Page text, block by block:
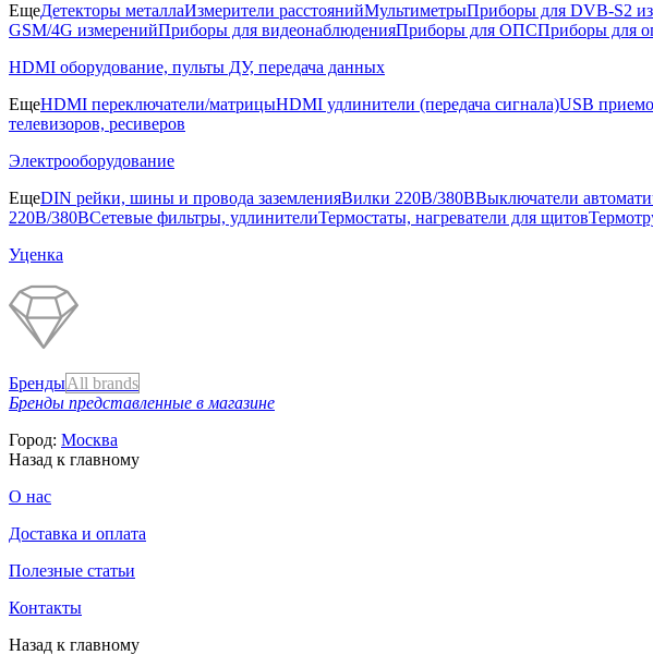
ЕщеДетекторы металлаИзмерители расстоянийМультиметрыПриборы для DVB-S2
GSM/4G измеренийПриборы для видеонаблюденияПриборы для ОПСПриборы для
HDMI оборудование, пульты ДУ, передача данных
ЕщеHDMI переключатели/матрицыHDMI удлинители (передача сигнала)USB
телевизоров, ресиверов
Электрооборудование
ЕщеDIN рейки, шины и провода заземленияВилки 220В/380ВВыключатели
220В/380ВСетевые фильтры, удлинителиТермостаты, нагреватели для щитов
Уценка
БрендыAll brands
Бренды представленные в магазине
Город: Москва
Назад к главному
О нас
Доставка и оплата
Полезные статьи
Контакты
Назад к главному